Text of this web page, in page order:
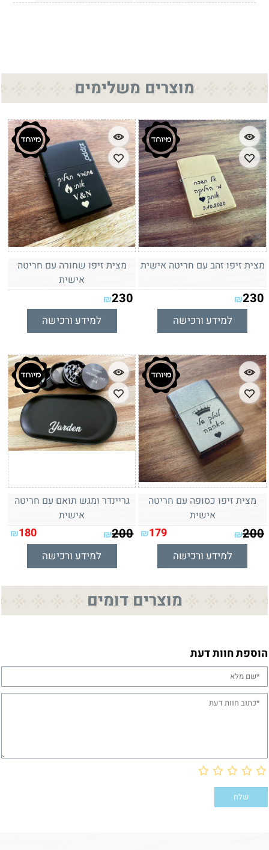
מוצרים משלימים
מצית זיפו זהב עם חריטה אישית
₪230
למידע ורכישה
מצית זיפו שחורה עם חריטה
אישית
₪230
למידע ורכישה
מצית זיפו כסופה עם חריטה
אישית
₪200
₪179
למידע ורכישה
גריינדר ומגש תואם עם חריטה
אישית
₪200
₪180
למידע ורכישה
מוצרים דומים
הוספת חוות דעת